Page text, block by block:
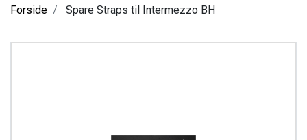
Forside Spare Straps til Intermezzo BH